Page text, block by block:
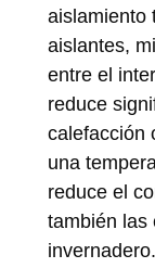
aislamiento
aislantes,
entre el
reduce
calefacción
una
reduce el
también las
invernadero.